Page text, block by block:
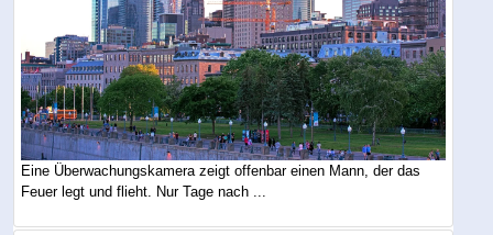
Eine Überwachungskamera zeigt offenbar einen Mann, der das
Feuer legt und flieht. Nur Tage nach ...